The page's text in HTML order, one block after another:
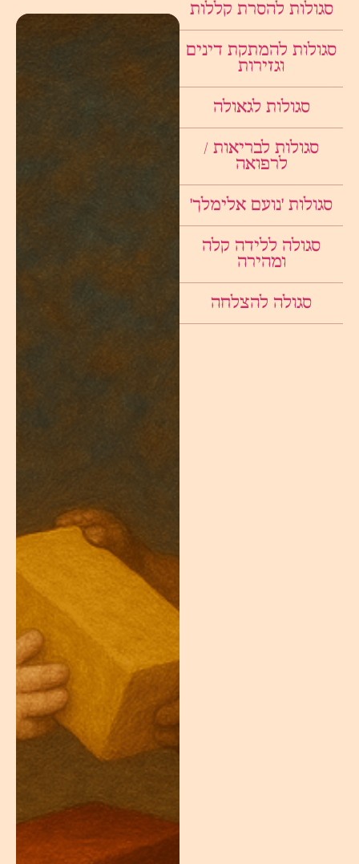
סגולות להסרת קללות
סגולות להמתקת דינים
וגזירות
סגולות לגאולה
סגולות לבריאות /
לרפואה
סגולות ׳נועם אלימלך׳
סגולה ללידה קלה
ומהירה
סגולה להצלחה